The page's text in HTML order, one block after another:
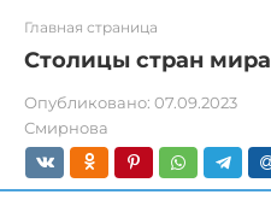
Главная страница
Столицы стран мира
Опубликовано: 07.09.2023
Смирнова